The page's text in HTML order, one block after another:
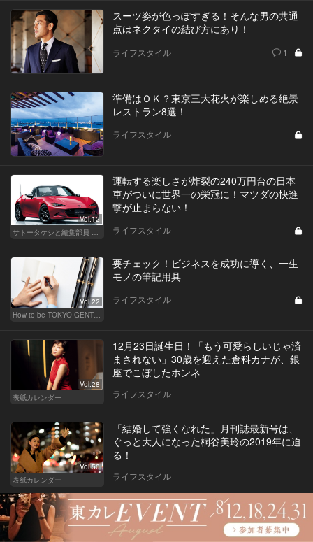
スーツ姿が色っぽすぎる！そんな男の共通
点はネクタイの結び方にあり！
ライフスタイル 1
準備はＯＫ？東京三大花火が楽しめる絶景
レストラン8選！
ライフスタイル
Vol.12
サトータケシと編集部員 船山の"CAR GENTSへの道"
運転する楽しさが炸裂の240万円台の日本
車がついに世界一の栄冠に！マツダの快進
撃が止まらない！
ライフスタイル
Vol.22
How to be TOKYO GENTS 東京人よ、紳士たれ！
要チェック！ビジネスを成功に導く、一生
モノの筆記用具
ライフスタイル
Vol.28
表紙カレンダー
12月23日誕生日！「もう可愛らしいじゃ済
まされない」30歳を迎えた倉科カナが、銀
座でこぼしたホンネ
ライフスタイル
Vol.50
表紙カレンダー
「結婚して強くなれた」月刊誌最新号は、
ぐっと大人になった桐谷美玲の2019年に迫
る！
ライフスタイル
あの人気俳優のような「脱いだらすごい
体」になりたい男が始めた大胸筋トレーニ
ングとは